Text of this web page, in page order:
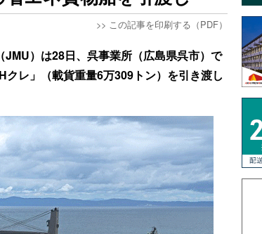
>> この記事を印刷する（PDF）
）は28日、呉事業所（広島県呉市）で
レ」（載貨重量6万309トン）を引き渡し